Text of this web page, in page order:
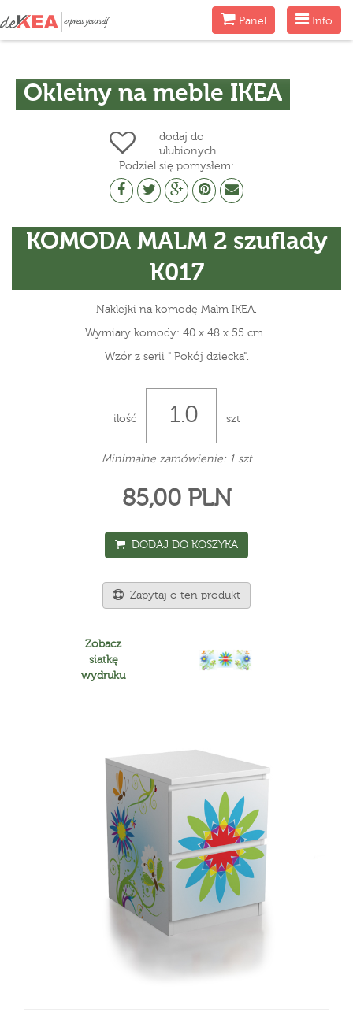
Menu
Info
MenuPanel
Okleiny na meble IKEA
dodaj do
ulubionych
Podziel się pomysłem:
KOMODA MALM 2 szuflady
K017
Naklejki na komodę Malm IKEA.
Wymiary komody: 40 x 48 x 55 cm.
Wzór z serii " Pokój dziecka".
ilość szt
Minimalne zamówienie: 1 szt
85,00 PLN
DODAJ DO KOSZYKA
Zapytaj o ten produkt
Zobacz
siatkę
wydruku